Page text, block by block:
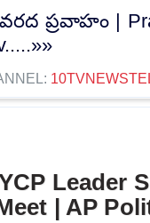
ప్రవాహం |
Leader
| AP